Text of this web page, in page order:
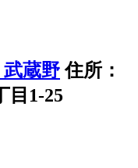
住所：
目1-25